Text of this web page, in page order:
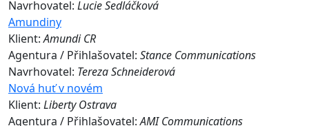
Navrhovatel: Lucie Sedláčková
Amundiny
Klient:Amundi CR
Agentura / Přihlašovatel: Stance Communications
Navrhovatel: Tereza Schneiderová
Nová huť v novém
Klient: Liberty Ostrava
Agentura / Přihlašovatel:AMI Communications